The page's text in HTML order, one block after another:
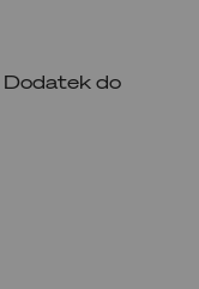
Dodatek do